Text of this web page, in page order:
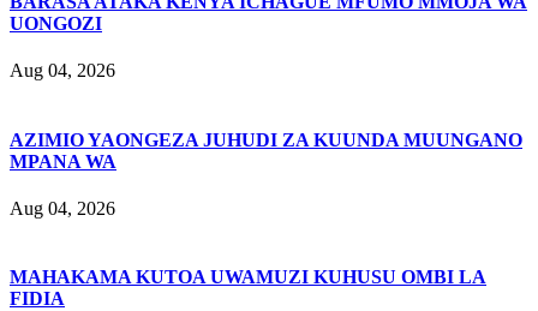
UONGOZI
Aug 04, 2026
AZIMIO YAONGEZA JUHUDI ZA KUUNDA MUUNGANO
MPANA WA
Aug 04, 2026
MAHAKAMA KUTOA UWAMUZI KUHUSU OMBI LA
FIDIA